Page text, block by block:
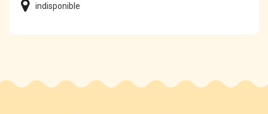
indisponible